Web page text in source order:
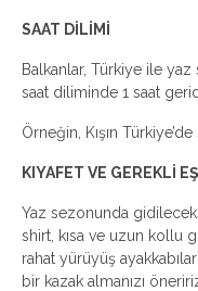
SAAT DİLİMİ
Balkanlar, Türkiye ile yaz
saat diliminde 1 saat
Örneğin, Kışın
KIYAFET VE GEREKLİ
Yaz sezonunda
shirt, kısa ve uzun kollu
rahat yürüyüş
bir kazak almanızı